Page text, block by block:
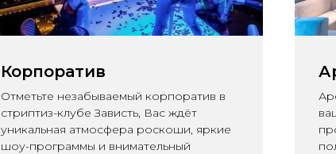
Отметьте незабываемый корпоратив в
стриптиз-клубе Зависть, Вас ждёт
уникальная атмосфера роскоши, яркие
шоу-программы и внимательный
Корпоратив